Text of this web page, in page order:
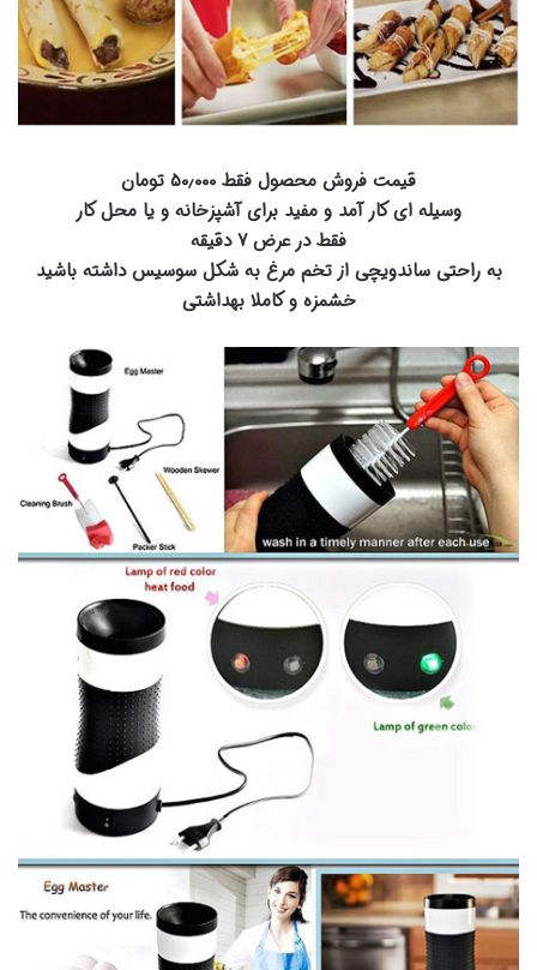
قیمت فروش محصول فقط ۵۰٫۰۰۰ تومان
وسیله ای کار آمد و مفید برای آشپزخانه و یا محل کار
فقط در عرض ۷ دقیقه
به راحتی ساندویچی از تخم مرغ به شکل سوسیس داشته باشید
خشمزه و کاملا بهداشتی